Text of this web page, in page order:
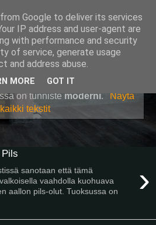
on tunniste moderni.
Näytä
kaikki tekstit
›
sanotaan että tämä
vaahdolla kuohuava
aallon pils-olut. Tuoksussa on
Google to deliver its services
IP address and user-agent are
with performance and security
of service, generate usage
and address abuse.
MORE GOT IT